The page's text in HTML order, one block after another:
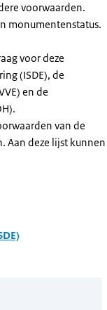
voorwaarden.
monumentenstatus.
voor deze
(ISDE), de
en de
van de
Aan deze lijst kunnen